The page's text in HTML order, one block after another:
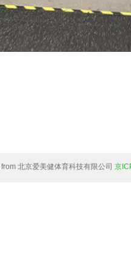
北京爱美健体育科技有限公司 京